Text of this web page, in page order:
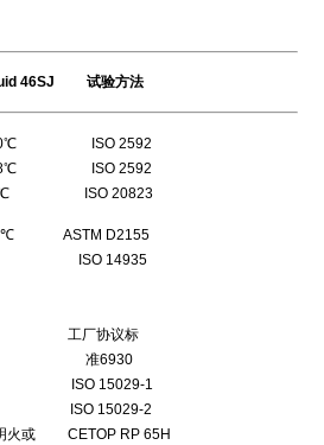
试验方法
ISO 2592
ISO 2592
ISO 20823
D2155
14935
秒 工厂协议标
1组 准6930
秒 ISO 15029-1
15029-2
CETOP RP 65H